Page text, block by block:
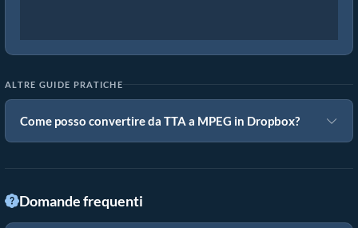
ALTRE GUIDE PRATICHE
Come posso convertire da TTA a MPEG in Dropbox?
Domande frequenti